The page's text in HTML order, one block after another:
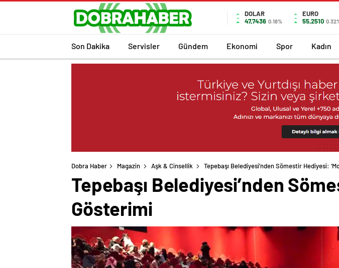
DOLAR
47,7436 0.18%
EURO
55,2510
Son Dakika Servisler Gündem Ekonomi Spor Kadın
Dobra Haber Magazin Aşk & Cinsellik Tepebaşı Belediyesi’nden Sömestir Hediyesi:
Tepebaşı Belediyesi’nden
Gösterimi